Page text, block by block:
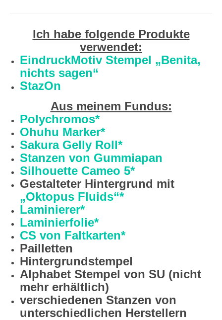
Ich habe folgende Produkte
verwendet:
EindruckMotiv Stempel „Benita,
nichts sagen“
StazOn
Aus meinem Fundus:
Polychromos*
Ohuhu Marker*
Sakura Gelly Roll*
Stanzen von Gummiapan
Silhouette Cameo 5*
Gestalteter Hintergrund mit
„Oktopus Fluids“*
Laminierer*
Laminierfolie*
CS von Faltkarten*
Pailletten
Hintergrundstempel
Alphabet Stempel von SU (nicht
mehr erhältlich)
verschiedenen Stanzen von
unterschiedlichen Herstellern